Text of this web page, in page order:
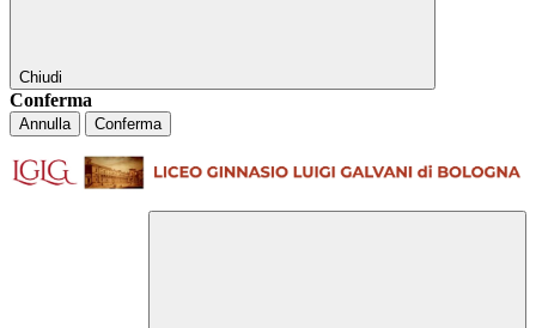
Chiudi
Conferma
Annulla Conferma